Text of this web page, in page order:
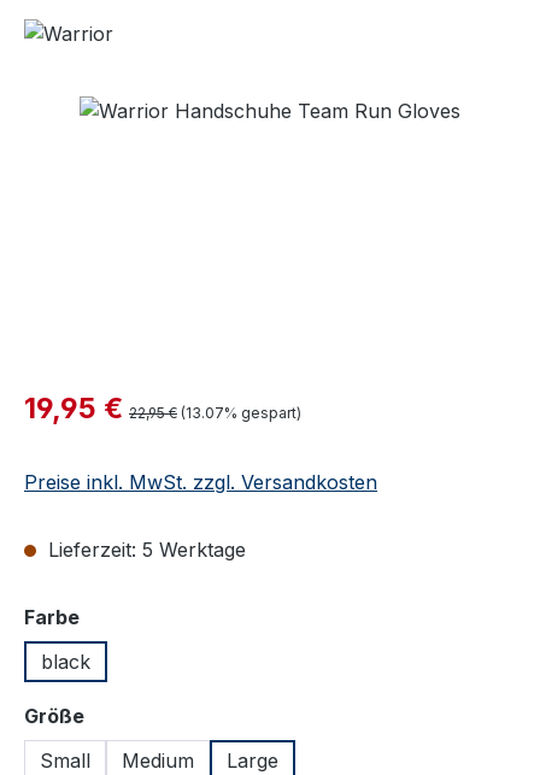
Bildergalerie überspringen
Verkaufspreis:
19,95 € Regulärer Preis:
22,95 € (13.07% gespart)
Preise inkl. MwSt. zzgl. Versandkosten
Lieferzeit: 5 Werktage
Farbeauswählen
black
Größeauswählen
Small
Medium Large